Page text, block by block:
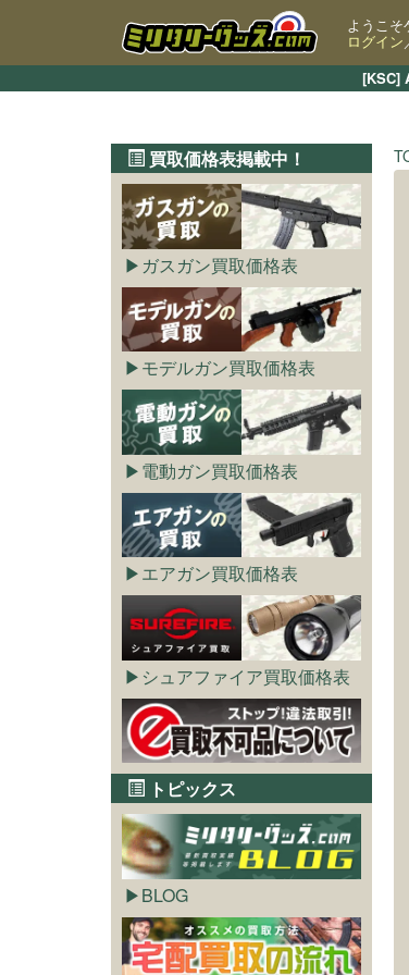
[KSC]
ようこそ
ログイン
買取価格表掲載中！
ガスガン買取価格表
モデルガン買取価格表
電動ガン買取価格表
エアガン買取価格表
シュアファイア買取価格表
トピックス
BLOG